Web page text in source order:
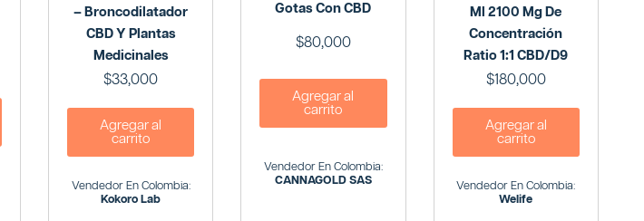
– Broncodilatador
CBD Y Plantas
Medicinales
$33,000
Agregar al
carrito
Vendedor En Colombia:
Kokoro Lab
Gotas Con CBD
$80,000
Agregar al
carrito
Vendedor En Colombia:
CANNAGOLD SAS
Ml 2100 Mg De
Concentración
Ratio 1:1 CBD/D9
$180,000
Agregar al
carrito
Vendedor En Colombia:
Welife